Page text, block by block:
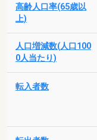
高齢人口率(65歳以
上)
人口増減数(人口100
0人当たり)
転入者数